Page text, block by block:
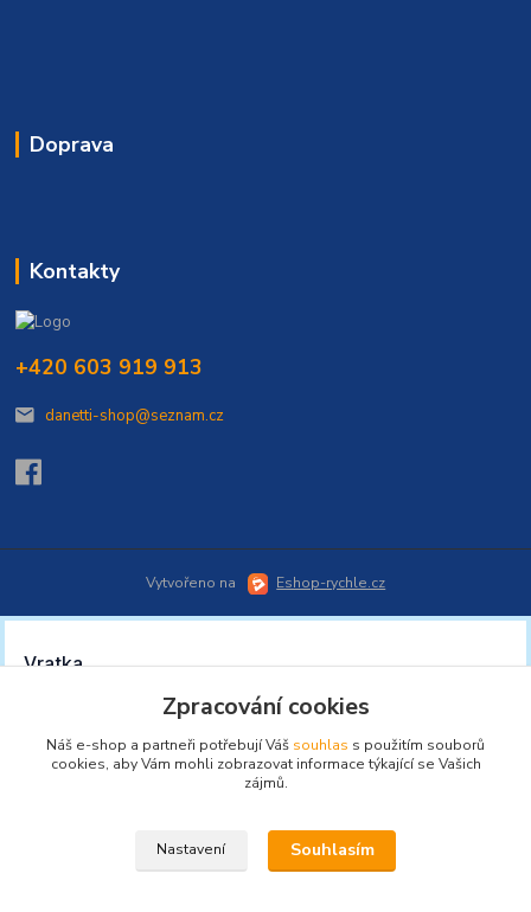
Doprava
Kontakty
+420 603 919 913
danetti-shop@seznam.cz
Vytvořeno na Eshop-rychle.cz
Zpracování cookies
Náš e-shop a partneři potřebují Váš souhlas s použitím souborů
cookies, aby Vám mohli zobrazovat informace týkající se Vašich
zájmů.
Nastavení Souhlasím